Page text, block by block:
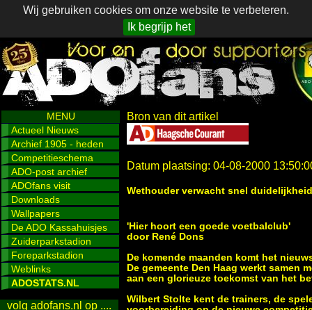
Wij gebruiken cookies om onze website te verbeteren.
Ik begrijp het
MENU
Actueel Nieuws
Archief 1905 - heden
Competitieschema
ADO-post archief
ADOfans visit
Downloads
Wallpapers
De ADO Kassahuisjes
Zuiderparkstadion
Foreparkstadion
Weblinks
ADOSTATS.NL
volg adofans.nl op ....
Bron van dit artikel
Datum plaatsing: 04-08-2000
Wethouder verwacht snel
'Hier hoort een goede voetbalclub'
door René Dons
De komende maanden komt het
De gemeente Den Haag werkt samen
aan een glorieuze toekomst van het
Wilbert Stolte kent de trainers, de